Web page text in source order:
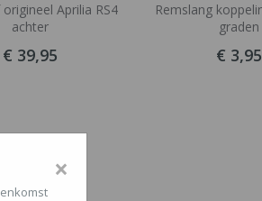
Aprilia RS4
achter
€ 39,95
Remslang
graden
€ 3,95
×